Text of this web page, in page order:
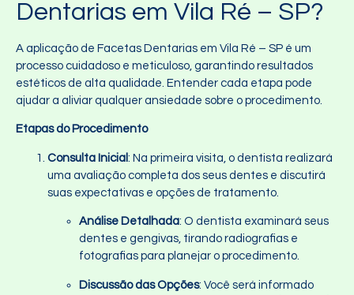
Dentarias em Vila Ré – SP?
A aplicação de Facetas Dentarias em Vila Ré – SP é um
processo cuidadoso e meticuloso, garantindo resultados
estéticos de alta qualidade. Entender cada etapa pode
ajudar a aliviar qualquer ansiedade sobre o procedimento.
Etapas do Procedimento
Consulta Inicial : Na primeira visita, o dentista realizará
uma avaliação completa dos seus dentes e discutirá
suas expectativas e opções de tratamento.
Análise Detalhada: O dentista examinará seus
dentes e gengivas, tirando radiografias e
fotografias para planejar o procedimento.
Discussão das Opções: Você será informado